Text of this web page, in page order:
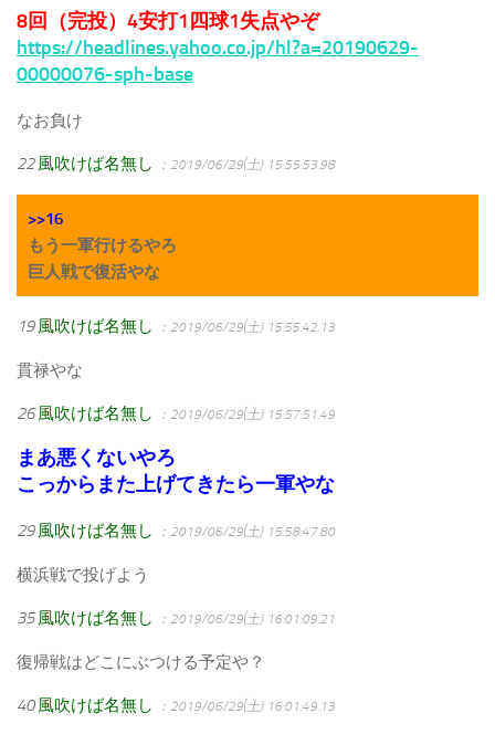
8回（完投）4安打1四球1失点やぞ
https://headlines.yahoo.co.jp/hl?a=20190629-
00000076-sph-base
なお負け
22 風吹けば名無し ：2019/06/29(土) 15:55:53.98
>>16
もう一軍行けるやろ
巨人戦で復活やな
19 風吹けば名無し ：2019/06/29(土) 15:55:42.13
貫禄やな
26 風吹けば名無し ：2019/06/29(土) 15:57:51.49
まあ悪くないやろ
こっからまた上げてきたら一軍やな
29 風吹けば名無し ：2019/06/29(土) 15:58:47.80
横浜戦で投げよう
35 風吹けば名無し ：2019/06/29(土) 16:01:09.21
復帰戦はどこにぶつける予定や？
40 風吹けば名無し ：2019/06/29(土) 16:01:49.13